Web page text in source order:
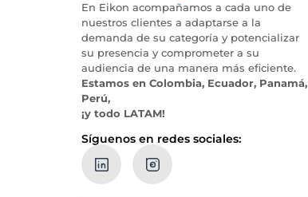
En Eikon acompañamos a cada uno de
nuestros clientes a adaptarse a la
demanda de su categoría y potencializar
su presencia y comprometer a su
audiencia de una manera más eficiente.
Estamos en Colombia, Ecuador, Panamá,
Perú,
¡y todo LATAM!
Síguenos en redes sociales: